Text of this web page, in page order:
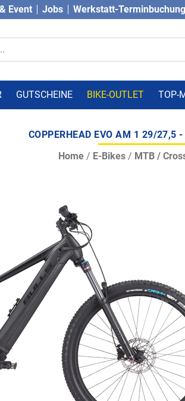
Event Jobs Werkstatt-Terminbuchung
GUTSCHEINE BIKE-OUTLET TOP-
COPPERHEAD EVO AM 1 29/27,5
Home/ E-Bikes/ MTB /